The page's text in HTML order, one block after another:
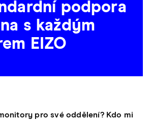
podpora
s každým
EIZO
pro své oddělení? Kdo mi